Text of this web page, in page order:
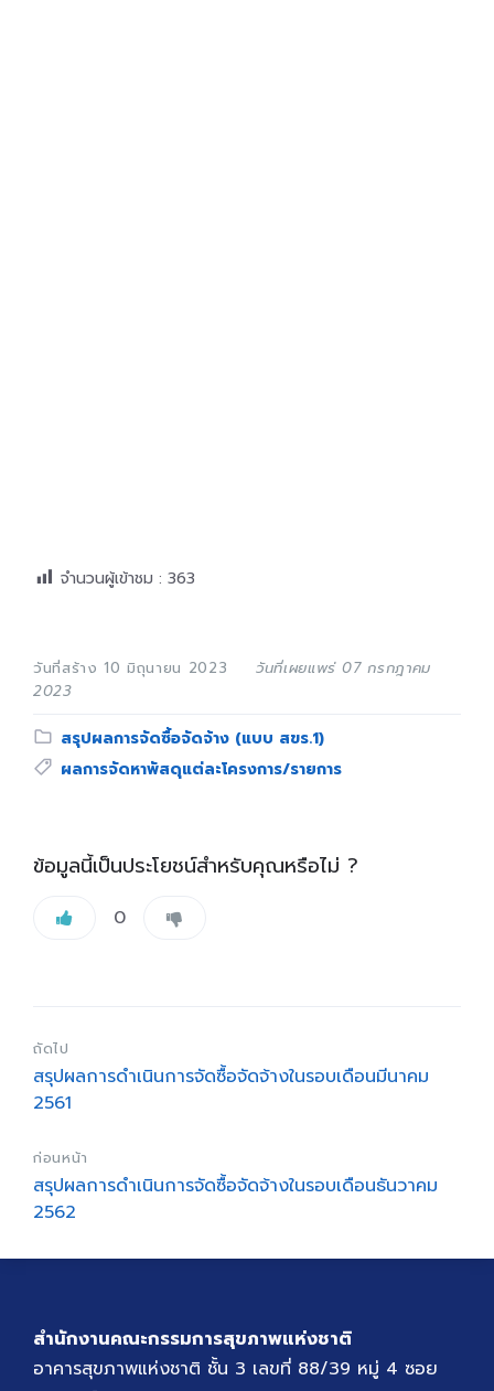
จำนวนผู้เข้าชม : 363
วันที่สร้าง 10 มิถุนายน 2023
วันที่เผยแพร่ 07 กรกฎาคม
2023
Category:
สรุปผลการจัดซื้อจัดจ้าง (แบบ สขร.1)
Tags:
ผลการจัดหาพัสดุแต่ละโครงการ/รายการ
ข้อมูลนี้เป็นประโยชน์สำหรับคุณหรือไม่ ?
0
ถัดไป
สรุปผลการดำเนินการจัดซื้อจัดจ้างในรอบเดือนมีนาคม
2561
ก่อนหน้า
สรุปผลการดำเนินการจัดซื้อจัดจ้างในรอบเดือนธันวาคม
2562
สำนักงานคณะกรรมการสุขภาพแห่งชาติ
อาคารสุขภาพแห่งชาติ ชั้น 3 เลขที่ 88/39 หมู่ 4 ซอย